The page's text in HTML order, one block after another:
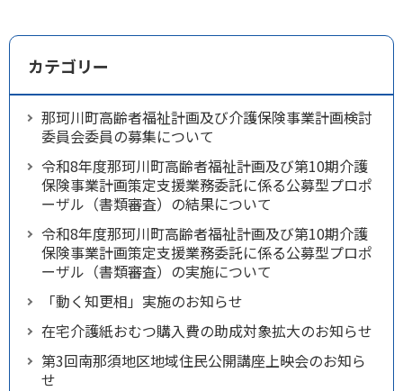
カテゴリー
那珂川町高齢者福祉計画及び介護保険事業計画検討
委員会委員の募集について
令和8年度那珂川町高齢者福祉計画及び第10期介護
保険事業計画策定支援業務委託に係る公募型プロポ
ーザル（書類審査）の結果について
令和8年度那珂川町高齢者福祉計画及び第10期介護
保険事業計画策定支援業務委託に係る公募型プロポ
ーザル（書類審査）の実施について
「動く知更相」実施のお知らせ
在宅介護紙おむつ購入費の助成対象拡大のお知らせ
第3回南那須地区地域住民公開講座上映会のお知ら
せ